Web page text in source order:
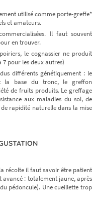
utilisé comme porte-greffe*
et amateurs.
Il faut souvent
en trouver.
le cognassier ne produit
7 pour les deux autres)
différents génétiquement : le
la base du tronc, le greffon
de fruits produits. Le greffage
aux maladies du sol, de
rapidité naturelle dans la mise
récolte il faut savoir être patient
: totalement jaune, après
pédoncule). Une cueillette trop